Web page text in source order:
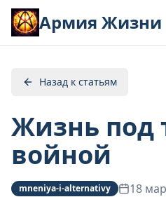
Армия Жизни
Назад к статьям
Жизнь под
войной
mneniya-i-alternativy 18